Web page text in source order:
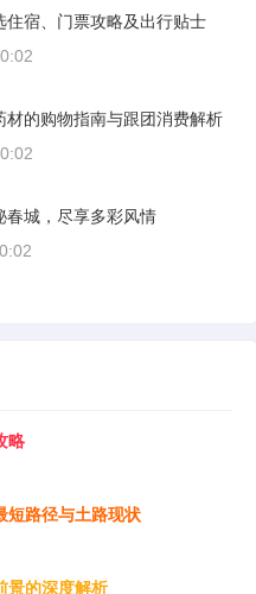
住宿、门票攻略及出行贴士
材的购物指南与跟团消费解析
春城，尽享多彩风情
略
短路径与土路现状
景的深度解析